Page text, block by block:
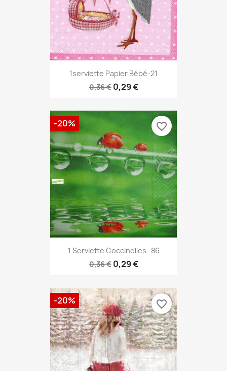
1serviette Papier Bébé-21
0,36 € 0,29 €
1 Serviette Coccinelles -86
0,36 € 0,29 €
-20% favorite_border
-20% favorite_border